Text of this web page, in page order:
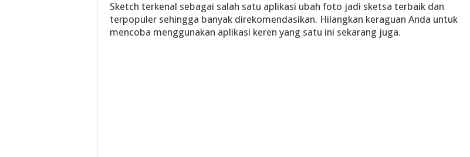
Sketch terkenal sebagai salah satu aplikasi ubah foto jadi sketsa terbaik dan
terpopuler sehingga banyak direkomendasikan. Hilangkan keraguan Anda untuk
mencoba menggunakan aplikasi keren yang satu ini sekarang juga.